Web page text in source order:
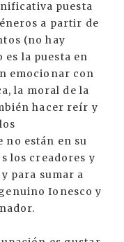
puesta
a partir de
(no hay
la puesta en
emocionar con
la moral de la
hacer reír y
no están en su
los creadores y
para sumar a
Ionesco y